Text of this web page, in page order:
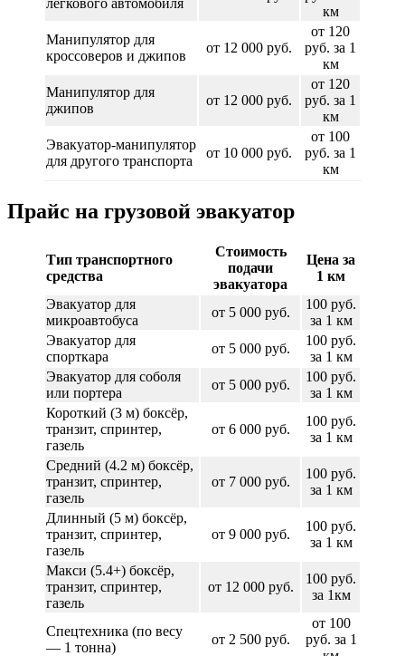
км
Манипулятор для
кроссоверов и джипов
от 12 000 руб.
от 120
руб. за 1
км
Манипулятор для
джипов
от 12 000 руб.
от 120
руб. за 1
км
Эвакуатор-манипулятор
для другого транспорта
от 10 000 руб.
от 100
руб. за 1
км
Прайс на грузовой эвакуатор
Тип транспортного
средства
Стоимость
подачи
эвакуатора
Цена за
1 км
Эвакуатор для
микроавтобуса
от 5 000 руб.
100 руб.
за 1 км
Эвакуатор для
спорткара
от 5 000 руб.
100 руб.
за 1 км
Эвакуатор для соболя
или портера
от 5 000 руб.
100 руб.
за 1 км
Короткий (3 м) боксёр,
транзит, спринтер,
газель
от 6 000 руб.
100 руб.
за 1 км
Средний (4.2 м) боксёр,
транзит, спринтер,
газель
от 7 000 руб.
100 руб.
за 1 км
Длинный (5 м) боксёр,
транзит, спринтер,
газель
от 9 000 руб.
100 руб.
за 1 км
Макси (5.4+) боксёр,
транзит, спринтер,
газель
от 12 000 руб.
100 руб.
за 1км
Спецтехника (по весу
— 1 тонна)
от 2 500 руб.
от 100
руб. за 1